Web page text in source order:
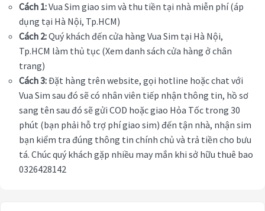
Cách 1:Vua Sim giao sim và thu tiền tại nhà miễn phí (áp
dụng tại Hà Nội, Tp.HCM)
Cách 2:Quý khách đến cửa hàng Vua Sim tại Hà Nội,
Tp.HCM làm thủ tục (Xem danh sách cửa hàng ở chân
trang)
Cách 3:Đặt hàng trên website, gọi hotline hoặc chat với
Vua Sim sau đó sẽ có nhân viên tiếp nhận thông tin, hồ sơ
sang tên sau đó sẽ gửi COD hoặc giao Hỏa Tốc trong 30
phút (bạn phải hỗ trợ phí giao sim) đến tận nhà, nhận sim
bạn kiểm tra đúng thông tin chính chủ và trả tiền cho bưu
tá. Chúc quý khách gặp nhiều may mắn khi sở hữu thuê bao
0326428142